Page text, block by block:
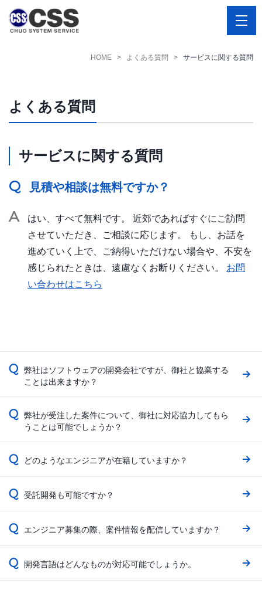
HOME よくある質問 サービスに関する質問
よくある質問
サービスに関する質問
Q 見積や相談は無料ですか？
A
はい、すべて無料です。 近郊であればすぐにご訪問
させていただき、ご相談に応じます。 もし、お話を
進めていく上で、ご納得いただけない場合や、不安を
感じられたときは、遠慮なくお断りください。 お問
い合わせはこちら
Q
弊社はソフトウェアの開発会社ですが、御社と協業する
ことは出来ますか？
Q
弊社が受注した案件について、御社に対応協力してもら
うことは可能でしょうか？
Q どのようなエンジニアが在籍していますか？
Q 受託開発も可能ですか？
Q エンジニア募集の際、案件情報を配信していますか？
Q 開発言語はどんなものが対応可能でしょうか。